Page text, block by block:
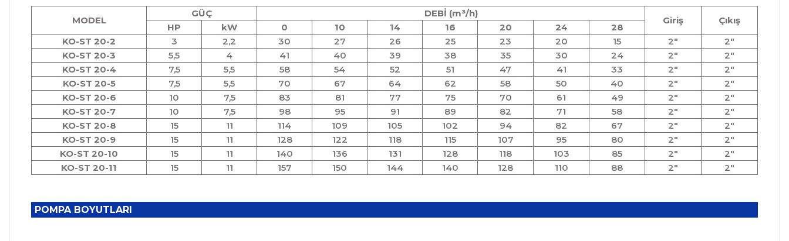
MODEL
GÜÇ DEBİ (m³/h)
Giriş Çıkış
HP kW 0 10 14 16 20 24
28
KO-ST 20-2
3 2,2 30 27 26 25 23 20 15 2"
2"
KO-ST 20-3
5,5 4 41 40 39 38 35 30 24 2"
2"
KO-ST 20-4
7,5 5,5 58 54 52 51 47 41 33 2"
2"
KO-ST 20-5
7,5 5,5 70 67 64 62 58 50 40 2"
2"
KO-ST 20-6
10 7,5 83 81 77 75 70 61 49 2"
2"
KO-ST 20-7
10 7,5 98 95 91 89 82 71 58 2"
2"
KO-ST 20-8
15 11 114 109 105 102 94 82 67 2"
2"
KO-ST 20-9
15 11 128 122 118 115 107 95 80 2"
2"
KO-ST 20-10
15 11 140 136 131 128 118 103 85 2"
2"
KO-ST 20-11
15 11 157 150 144 140 128 110 88 2" 2"
POMPA BOYUTLARI